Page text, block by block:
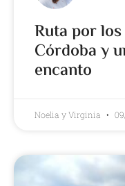
Ruta por
Córdoba y
encanto
Noelia y Virginia